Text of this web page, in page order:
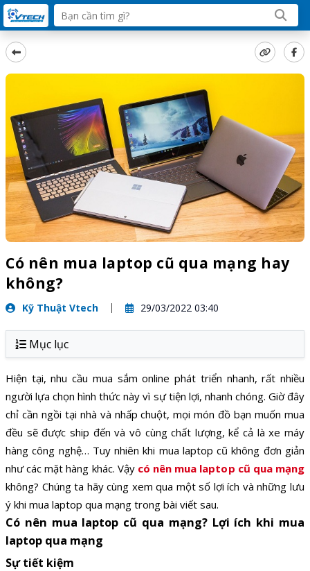
Có nên mua laptop cũ qua mạng hay
không?
Kỹ Thuật Vtech 29/03/2022 03:40
Mục lục
Hiện tại, nhu cầu mua sắm online phát triển nhanh, rất nhiều
người lựa chọn hình thức này vì sự tiện lợi, nhanh chóng. Giờ đây
chỉ cần ngồi tại nhà và nhấp chuột, mọi món đồ bạn muốn mua
đều sẽ được ship đến và vô cùng chất lượng, kể cả là xe máy
hàng công nghệ… Tuy nhiên khi mua laptop cũ không đơn giản
như các mặt hàng khác. Vậy có nên mua laptop cũ qua mạng
không? Chúng ta hãy cùng xem qua một số lợi ích và những lưu
ý khi mua laptop qua mạng trong bài viết sau.
Có nên mua laptop cũ qua mạng? Lợi ích khi mua
laptop qua mạng
Sự tiết kiệm